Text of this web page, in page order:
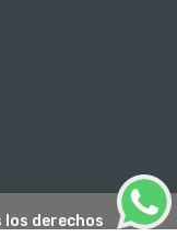
derechos